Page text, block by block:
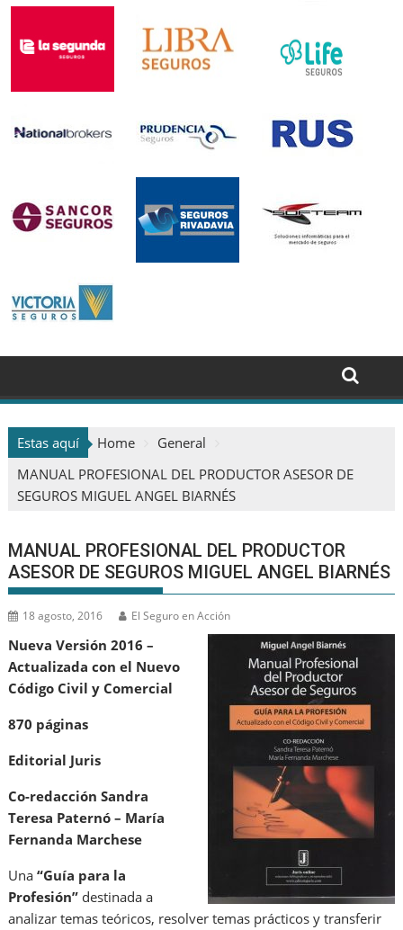
Estas aquí Home
General
MANUAL PROFESIONAL DEL PRODUCTOR ASESOR DE
SEGUROS MIGUEL ANGEL BIARNÉS
MANUAL PROFESIONAL DEL PRODUCTOR
ASESOR DE SEGUROS MIGUEL ANGEL BIARNÉS
18 agosto, 2016 El Seguro en Acción
Nueva Versión 2016 –
Actualizada con el Nuevo
Código Civil y Comercial
870 páginas
Editorial Juris
Co-redacción Sandra
Teresa Paternó – María
Fernanda Marchese
Una“Guía para la
Profesión” destinada a
analizar temas teóricos, resolver temas prácticos y transferir